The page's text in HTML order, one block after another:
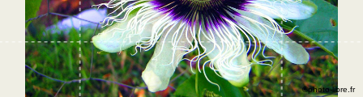
©photo-libre.fr